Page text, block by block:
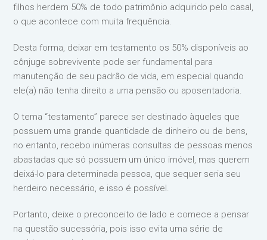
filhos herdem 50% de todo patrimônio adquirido pelo casal,
o que acontece com muita frequência.
Desta forma, deixar em testamento os 50% disponíveis ao
cônjuge sobrevivente pode ser fundamental para
manutenção de seu padrão de vida, em especial quando
ele(a) não tenha direito a uma pensão ou aposentadoria.
O tema “testamento” parece ser destinado àqueles que
possuem uma grande quantidade de dinheiro ou de bens,
no entanto, recebo inúmeras consultas de pessoas menos
abastadas que só possuem um único imóvel, mas querem
deixá-lo para determinada pessoa, que sequer seria seu
herdeiro necessário, e isso é possível.
Portanto, deixe o preconceito de lado e comece a pensar
na questão sucessória, pois isso evita uma série de